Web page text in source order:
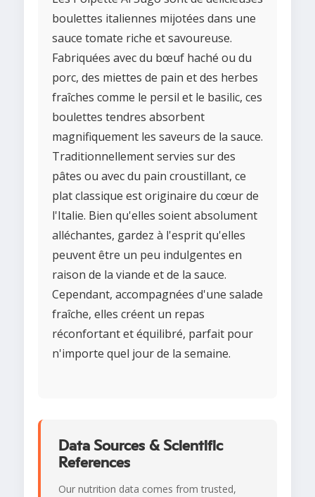
boulettes italiennes mijotées dans une
sauce tomate riche et savoureuse.
Fabriquées avec du bœuf haché ou du
porc, des miettes de pain et des herbes
fraîches comme le persil et le basilic, ces
boulettes tendres absorbent
magnifiquement les saveurs de la sauce.
Traditionnellement servies sur des
pâtes ou avec du pain croustillant, ce
plat classique est originaire du cœur de
l'Italie. Bien qu'elles soient absolument
alléchantes, gardez à l'esprit qu'elles
peuvent être un peu indulgentes en
raison de la viande et de la sauce.
Cependant, accompagnées d'une salade
fraîche, elles créent un repas
réconfortant et équilibré, parfait pour
n'importe quel jour de la semaine.
Data Sources & Scientific
References
Our nutrition data comes from trusted,